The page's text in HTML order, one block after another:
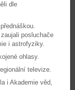
dle
zaujali posluchače
i astrofyziky.
ohlasy.
televize.
i Akademie věd,